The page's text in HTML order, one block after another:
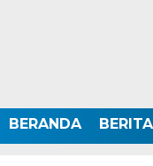
BERANDA BERITA